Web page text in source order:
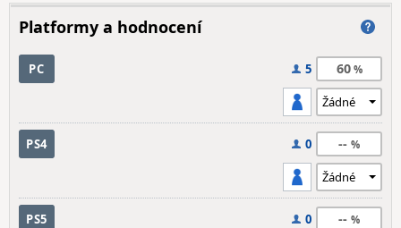
Platformy a hodnocení
PC 5 60
PS4 0 --
PS5 0 --